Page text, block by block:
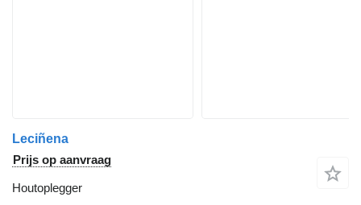
Leciñena
Prijs op aanvraag
Houtoplegger